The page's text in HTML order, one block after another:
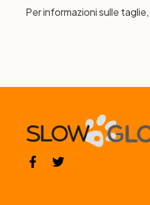
Per informazioni sulle taglie,